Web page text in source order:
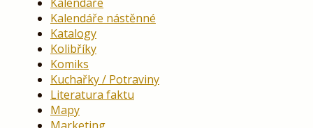
Kalendáře nástěnné
Katalogy
Kolibříky
Komiks
Kuchařky / Potraviny
Literatura faktu
Mapy